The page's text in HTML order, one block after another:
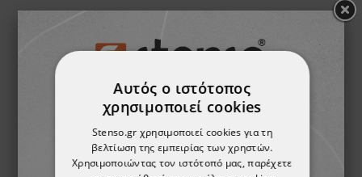
Αυτός ο ιστότοπος
χρησιμοποιεί cookies
Stenso.gr χρησιμοποιεί cookies για τη
βελτίωση της εμπειρίας των χρηστών.
Χρησιμοποιώντας τον ιστότοπό μας, παρέχετε